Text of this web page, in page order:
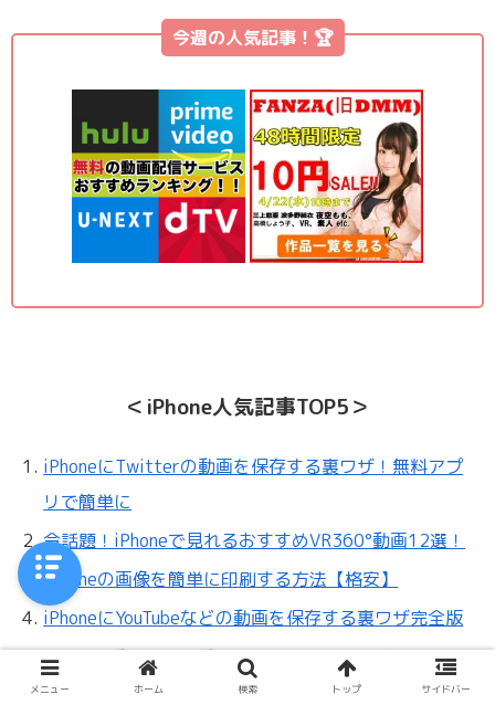
今週の人気記事！🏆
＜iPhone人気記事TOP5＞
iPhoneにTwitterの動画を保存する裏ワザ！無料アプ
リで簡単に
今話題！iPhoneで見れるおすすめVR360°動画12選！
iPhoneの画像を簡単に印刷する方法【格安】
iPhoneにYouTubeなどの動画を保存する裏ワザ完全版
iPhoneに動く壁紙、動くロック画面を設定する裏ワ
ザ！
メニュー ホーム 検索 トップ サイドバー